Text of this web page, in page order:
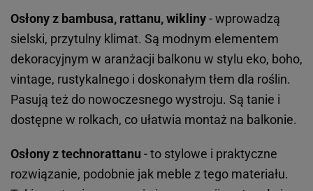
Osłony z bambusa, rattanu, wikliny- wprowadzą
sielski, przytulny klimat. Są modnym elementem
dekoracyjnym w aranżacji balkonu w stylu eko, boho,
vintage, rustykalnego i doskonałym tłem dla roślin.
Pasują też do nowoczesnego wystroju. Są tanie i
dostępne w rolkach, co ułatwia montaż na balkonie.
Osłony z technorattanu - to stylowe i praktyczne
rozwiązanie, podobnie jak meble z tego materiału.